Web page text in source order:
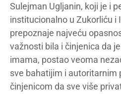
Sulejman Ugljanin, koji je i
institucionalno u Zukorliću i
prepoznaje najveću
važnosti bila i činjenica da
imama, postao veoma
sve bahatijim i autoritarnim
činjenicom da sve više